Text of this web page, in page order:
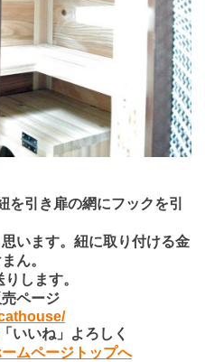
を引き扉の網にフックを引
います。紐に取り付ける金
ん。
します。
売ページ
「いいね」よろしく
ムページトップへ